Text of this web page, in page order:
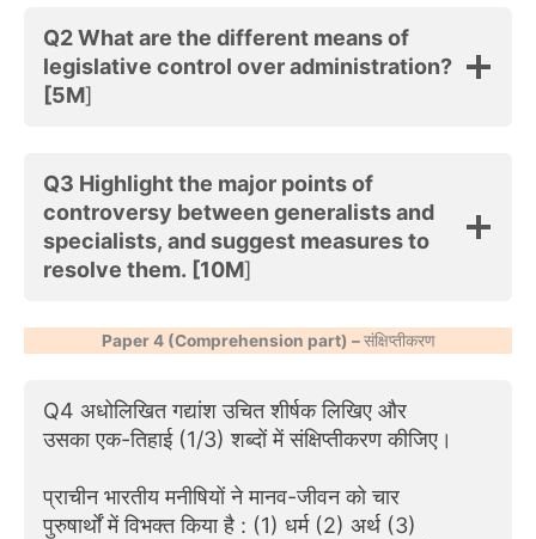
Q2 What are the different means of
legislative control over administration?
[5M]
Q3 Highlight the major points of
controversy between generalists and
specialists, and suggest measures to
resolve them. [10M]
Paper 4 (Comprehension part) –संक्षिप्तीकरण
Q4 अधोलिखित गद्यांश उचित शीर्षक लिखिए और
उसका एक-तिहाई (1/3) शब्दों में संक्षिप्तीकरण कीजिए।
प्राचीन भारतीय मनीषियों ने मानव-जीवन को चार
पुरुषार्थों में विभक्त किया है : (1) धर्म (2) अर्थ (3)